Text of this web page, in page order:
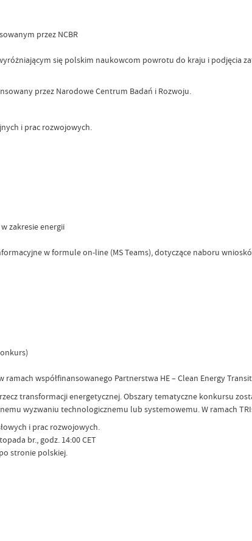
przez NCBR
się polskim naukowcom powrotu do kraju i
przez Narodowe Centrum Badań i Rozwoju.
i prac rozwojowych.
zakresie energii
w formule on-line (MS Teams), dotyczące naboru
współfinansowanego Partnerstwa HE – Clean Energy
transformacji energetycznej. Obszary tematyczne konkursu
wyzwaniu technologicznemu lub systemowemu. W ramach
i prac rozwojowych.
br., godz. 14:00 CET
stronie polskiej.